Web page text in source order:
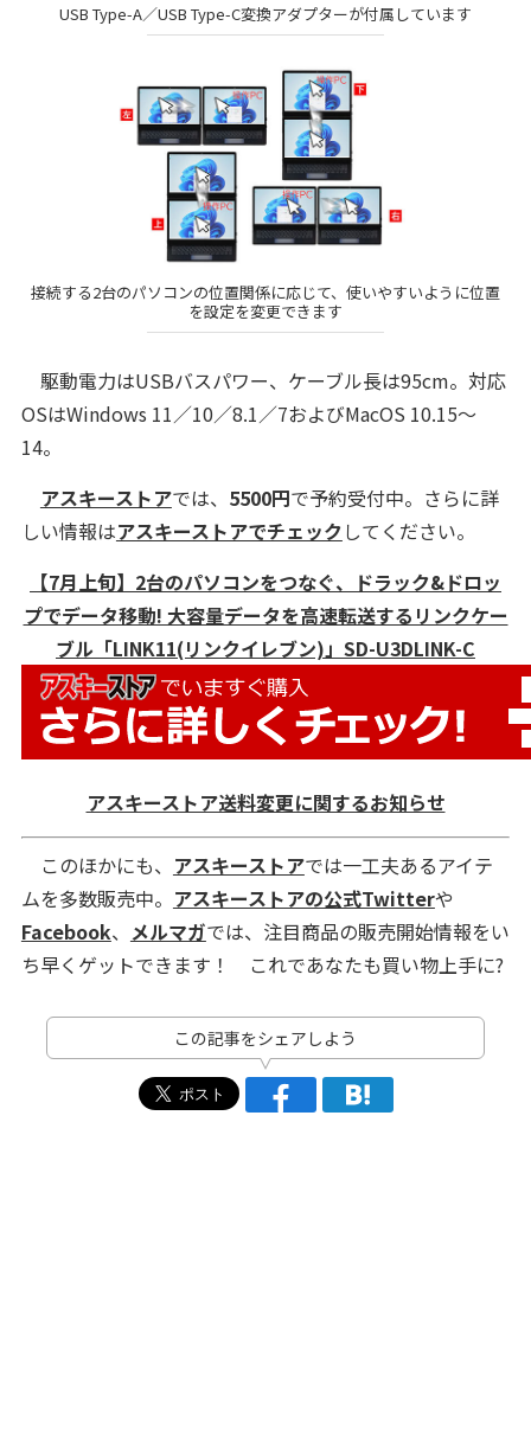
USB Type-A／USB Type-C変換アダプターが付属しています
接続する2台のパソコンの位置関係に応じて、使いやすいように位置
を設定を変更できます
駆動電力はUSBバスパワー、ケーブル長は95cm。対応
OSはWindows 11／10／8.1／7およびMacOS 10.15～
14。
アスキーストアでは、 5500円で予約受付中。さらに詳
しい情報はアスキーストアでチェックしてください。
【7月上旬】2台のパソコンをつなぐ、ドラック&ドロッ
プでデータ移動! 大容量データを高速転送するリンクケー
ブル「LINK11(リンクイレブン)」SD-U3DLINK-C
アスキーストア送料変更に関するお知らせ
このほかにも、 アスキーストアでは一工夫あるアイテ
ムを多数販売中。 アスキーストアの公式Twitterや
Facebook、 メルマガでは、注目商品の販売開始情報をい
ち早くゲットできます！ これであなたも買い物上手に?
この記事をシェアしよう